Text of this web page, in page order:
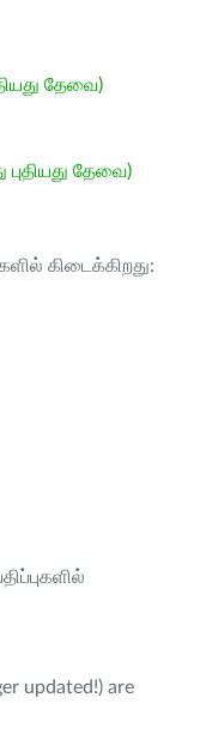
தேவை)
தேவை)
கிடைக்கிறது:
updated!) are